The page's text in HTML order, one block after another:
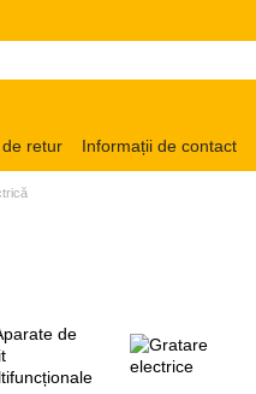
retur Informații de contact